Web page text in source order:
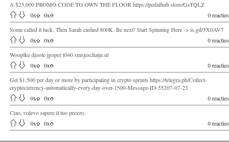
A $25,000 PROMO CODE TO OWN THE FLOOR https://pedalhub.store/GsTQLZ
0x 0x
0 reacties
Some called it luck. Then Sarah cashed 800K. Be next! Start Spinning Here -> is.gd/3X0AV7
0x 0x
0 reacties
Wooplke djoole jgoper t040 smsjeschatje.nl
0x 0x
0 reacties
Get $1,500 per day or more by participating in crypto sprints https://telegra.ph/Collect-
cryptocurrency-automatically-every-day-over-1500-Message-ID-55207-07-23
0x 0x
0 reacties
Ciao, volevo sapere il tuo prezzo.
0x 0x 0 reacties